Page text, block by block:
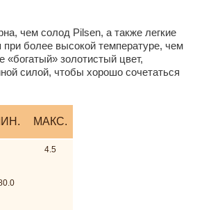
чем солод Pilsen, а также легкие
более высокой температуре, чем
золотистый цвет,
силой, чтобы хорошо сочетаться
МАКС.
4.5